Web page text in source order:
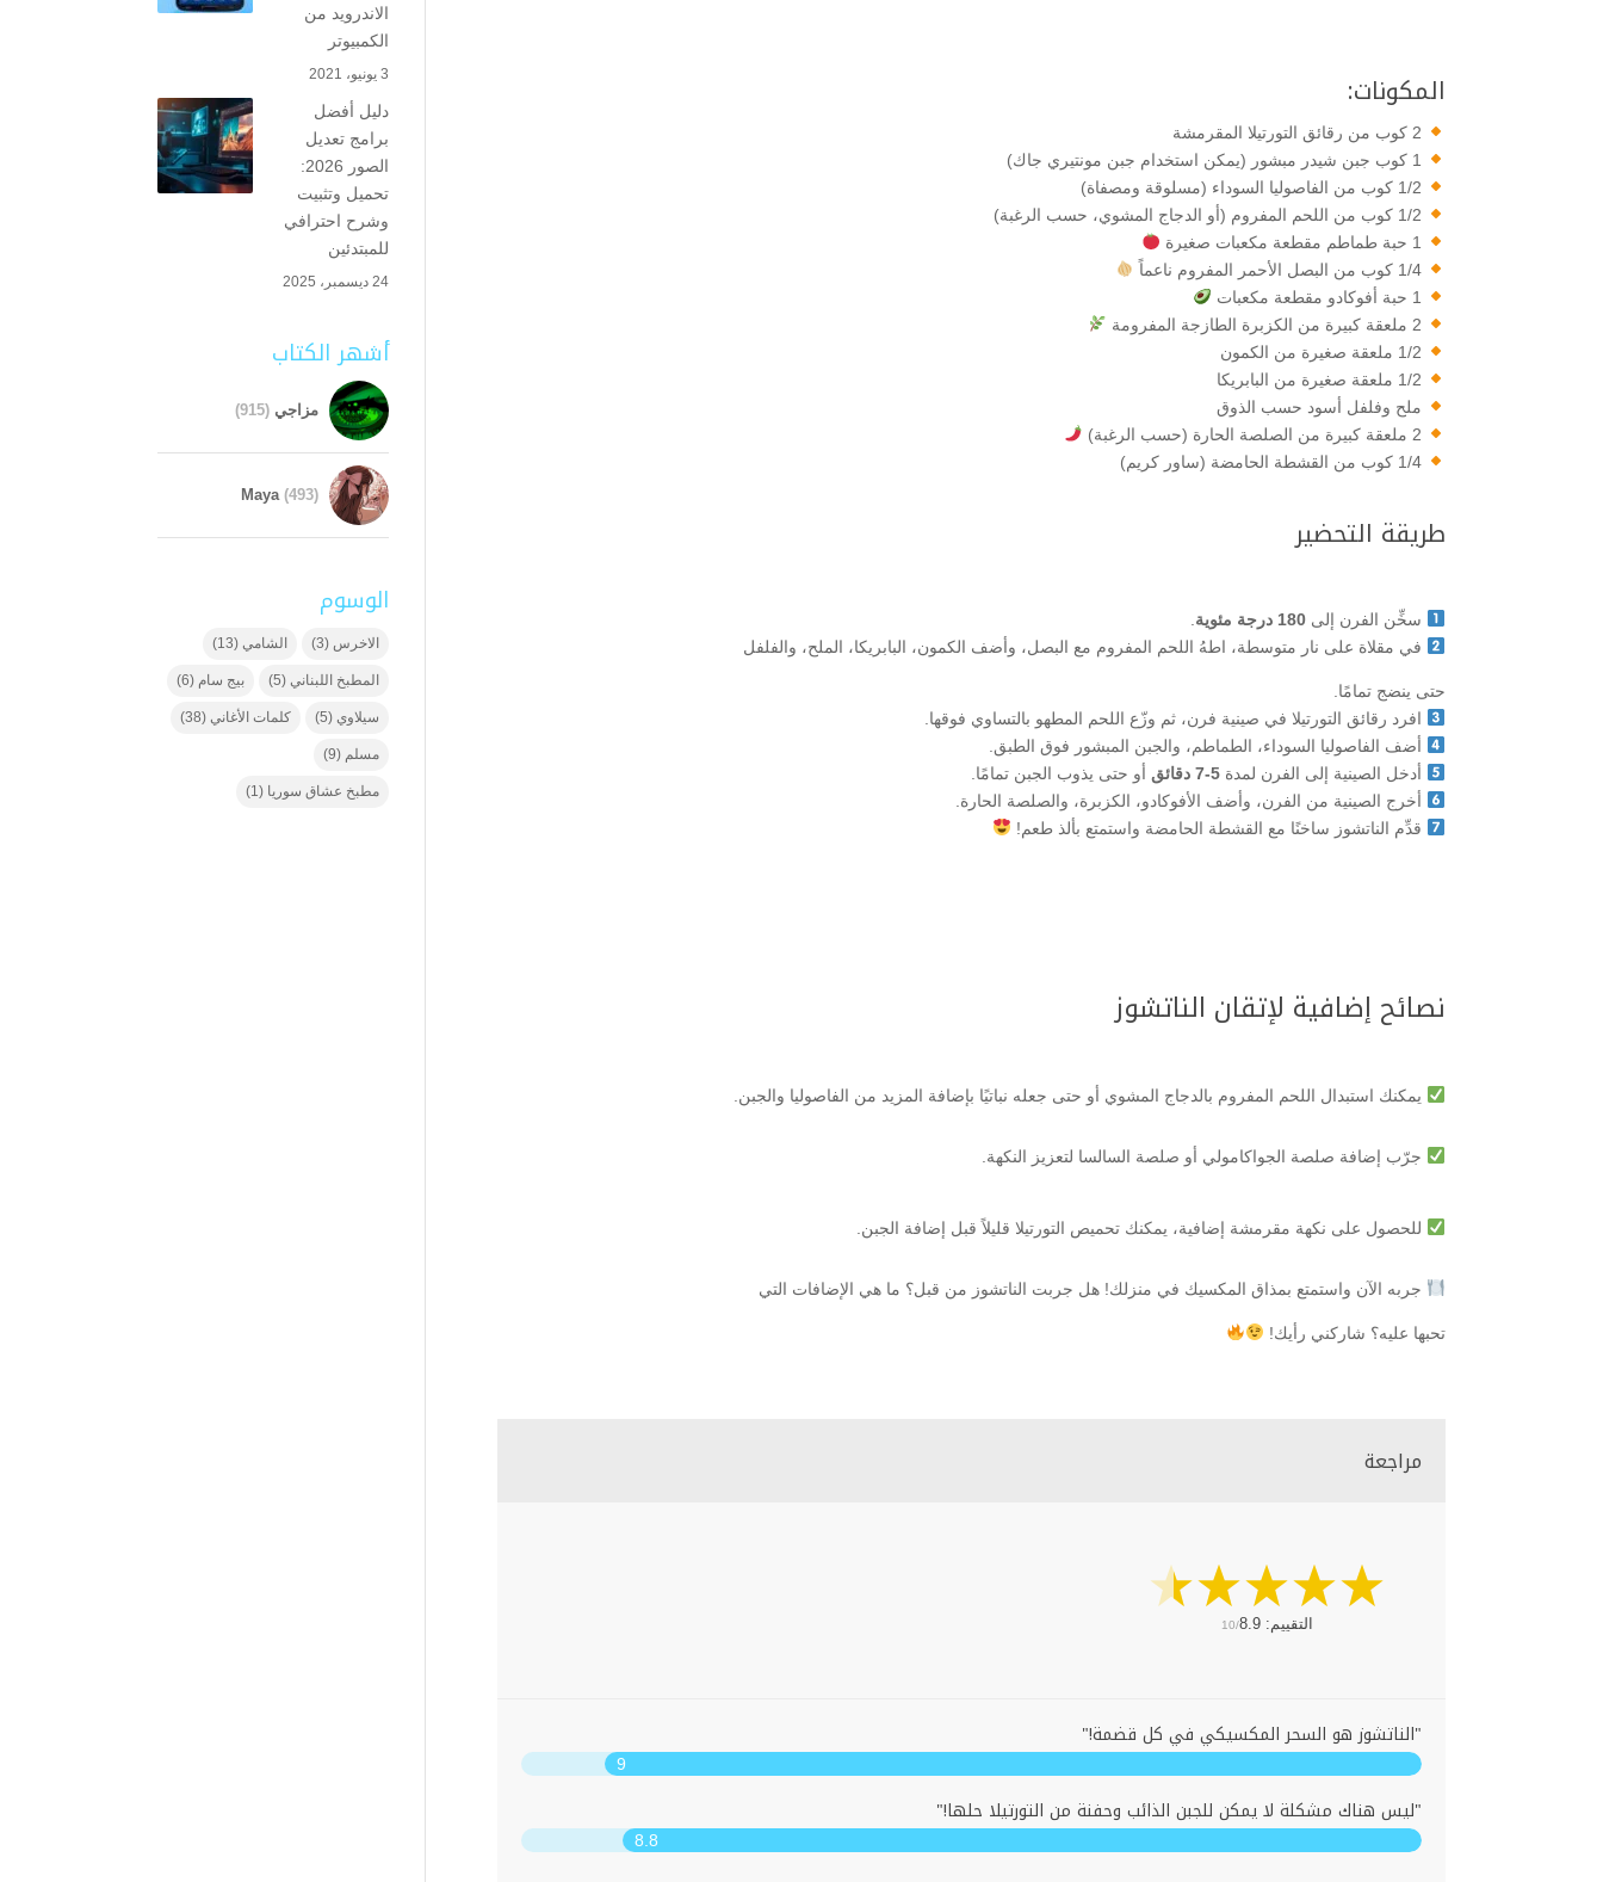
المكونات:
ملح وفلفل أسود حسب الذوق
طريقة التحضير
سخِّن الفرن إلى 180 درجة مئوية
في مقلاة على نار متوسطة، اطهُ اللحم المفروم مع البصل، وأضف الكمون، البابريكا، الملح، والفلفل
حتى ينضج تمامًا.
افرد رقائق التورتيلا في صينية فرن، ثم وزّع اللحم المطهو بالتساوي فوقها.
أضف الفاصوليا السوداء، الطماطم، والجبن المبشور فوق الطبق.
أدخل الصينية إلى الفرن لمدة 5-7 دقائق
أو حتى يذوب الجبن تمامًا.
أخرج الصينية من الفرن، وأضف الأفوكادو، الكزبرة، والصلصة الحارة.
قدِّم الناتشوز ساخنًا مع القشطة الحامضة واستمتع بألذ طعم!
نصائح إضافية لإتقان الناتشوز
يمكنك استبدال اللحم المفروم بالدجاج المشوي أو حتى جعله نباتيًا بإضافة المزيد من الفاصوليا والجبن.
جرّب إضافة صلصة الجواكامولي أو صلصة السالسا لتعزيز النكهة.
للحصول على نكهة مقرمشة إضافية، يمكنك تحميص التورتيلا قليلاً قبل إضافة الجبن.
جربه الآن واستمتع بمذاق المكسيك في منزلك! هل جربت الناتشوز من قبل؟ ما هي الإضافات التي
تحبها عليه؟ شاركني رأيك!
مراجعة
التقييم: 10/8.9
"الناتشوز هو السحر المكسيكي في كل قضمة!"
9
"ليس هناك مشكلة لا يمكن للجبن الذائب وحفنة من التورتيلا حلها!"
8.8
الاندرويد من
الكمبيوتر
3 يونيو، 2021
دليل أفضل
برامج تعديل
الصور 2026:
تحميل وتثبيت
وشرح احترافي
للمبتدئين
24 ديسمبر، 2025
أشهر الكتاب
مزاجي (915)
Maya (493)
الوسوم
الاخرس (3) الشامي (13)
المطبخ اللبناني (5) بيج سام (6)
سيلاوي (5) كلمات الأغاني (38)
مسلم (9)
مطبخ عشاق سوريا (1)